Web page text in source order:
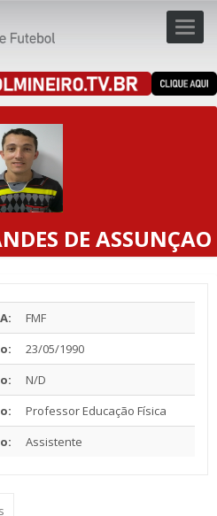
DE ASSUNÇAO
FMF
23/05/1990
N/D
Professor Educação Física
Assistente